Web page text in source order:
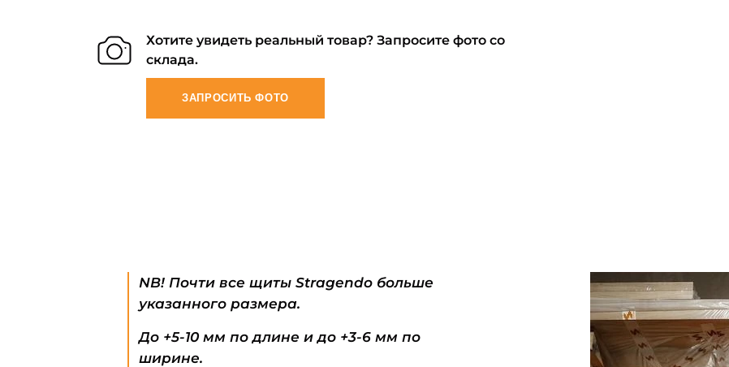
Хотите увидеть реальный товар? Запросите фото со
склада.
ЗАПРОСИТЬ ФОТО
NB! Почти все щиты Stragendo больше
указанного размера.
До +5-10 мм по длине и до +3-6 мм по
ширине.